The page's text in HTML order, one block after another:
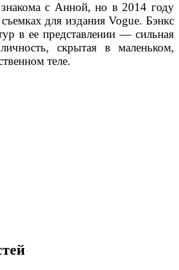
с Анной, но в 2014 году
для издания Vogue. Бэнкс
в ее представлении — сильная
скрытая в маленьком,
теле.